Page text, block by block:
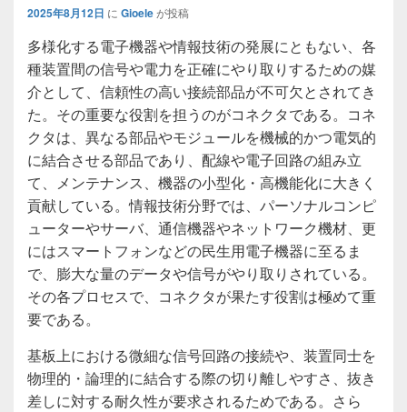
2025年8月12日 に Gioeleが投稿
多様化する電子機器や情報技術の発展にともない、各
種装置間の信号や電力を正確にやり取りするための媒
介として、信頼性の高い接続部品が不可欠とされてき
た。 その重要な役割を担うのがコネクタである。コネ
クタは、異なる部品やモジュールを機械的かつ電気的
に結合させる部品であり、配線や電子回路の組み立
て、メンテナンス、機器の小型化・高機能化に大きく
貢献している。情報技術分野では、パーソナルコンピ
ューターやサーバ、通信機器やネットワーク機材、更
にはスマートフォンなどの民生用電子機器に至るま
で、膨大な量のデータや信号がやり取りされている。
その各プロセスで、コネクタが果たす役割は極めて重
要である。
基板上における微細な信号回路の接続や、装置同士を
物理的・論理的に結合する際の切り離しやすさ、抜き
差しに対する耐久性が要求されるためである。さら